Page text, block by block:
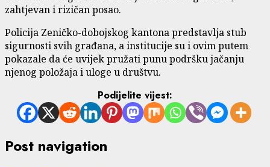
zahtjevan i rizičan posao.
Policija Zeničko-dobojskog kantona predstavlja stub
sigurnosti svih građana, a institucije su i ovim putem
pokazale da će uvijek pružati punu podršku jačanju
njenog položaja i uloge u društvu.
Podijelite vijest:
Post navigation